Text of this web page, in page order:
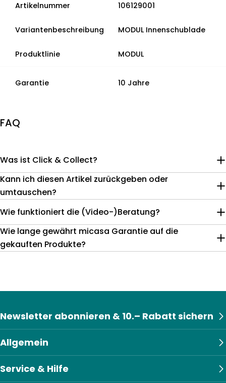
Artikelnummer 106129001
Variantenbeschreibung MODUL Innenschublade
Produktlinie MODUL
Garantie 10 Jahre
FAQ
Was ist Click & Collect?
Kann ich diesen Artikel zurückgeben oder
umtauschen?
Wie funktioniert die (Video-)Beratung?
Wie lange gewährt micasa Garantie auf die
gekauften Produkte?
Allgemein
Service & Hilfe
Newsletter abonnieren & 10.– Rabatt sichern